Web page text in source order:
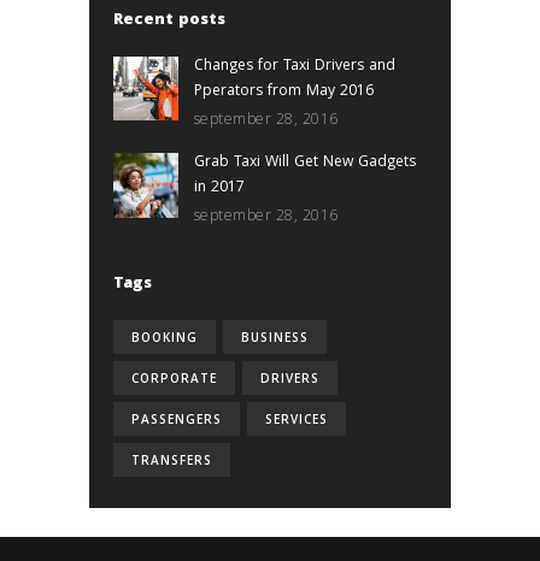
Recent posts
Changes for Taxi Drivers and
Pperators from May 2016
september 28, 2016
Grab Taxi Will Get New Gadgets
in 2017
september 28, 2016
Tags
BOOKING BUSINESS
CORPORATE DRIVERS
PASSENGERS SERVICES
TRANSFERS